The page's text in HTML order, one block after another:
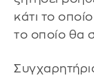
κάτι το
το οποίο θα